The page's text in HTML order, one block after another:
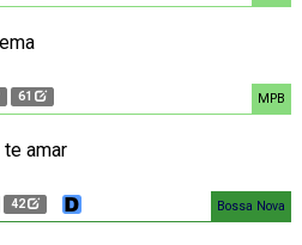
61 MPB
te amar
42 Bossa Nova